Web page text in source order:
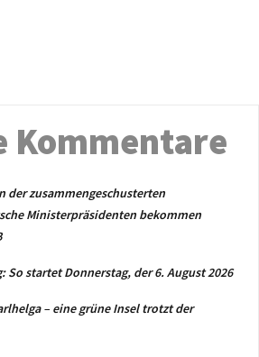
Kommentare
der zusammengeschusterten
Ministerpräsidenten bekommen
So startet Donnerstag, der 6. August 2026
– eine grüne Insel trotzt der